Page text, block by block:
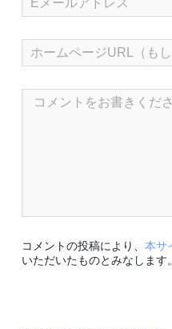
コメントの投稿により、 本サ
いただいたものとみなします。